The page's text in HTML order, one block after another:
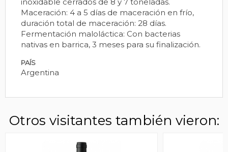
Maceración: 4 a 5 días de maceración en frío,
duración total de maceración: 28 días.
Fermentación maloláctica: Con bacterias
nativas en barrica, 3 meses para su finalización.
PAÍS
Argentina
Otros visitantes también vieron: